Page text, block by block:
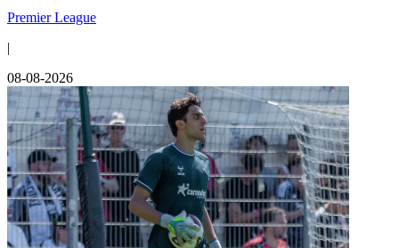
Premier League
|
08-08-2026